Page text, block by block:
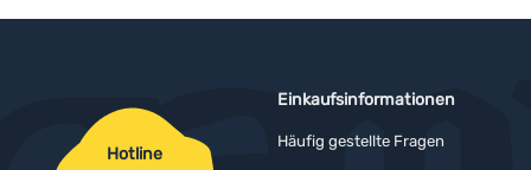
Einkaufsinformationen
Häufig gestellte Fragen
Hotline